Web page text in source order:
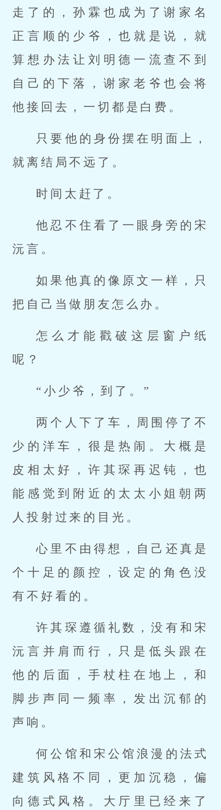
走了的，孙霖也成为了谢家名
正言顺的少爷，也就是说，就
算想办法让刘明德一流查不到
自己的下落，谢家老爷也会将
他接回去，一切都是白费。
只要他的身份摆在明面上，
就离结局不远了。
时间太赶了。
他忍不住看了一眼身旁的宋
沅言。
如果他真的像原文一样，只
把自己当做朋友怎么办。
怎么才能戳破这层窗户纸
呢？
“小少爷，到了。”
两个人下了车，周围停了不
少的洋车，很是热闹。大概是
皮相太好，许其琛再迟钝，也
能感觉到附近的太太小姐朝两
人投射过来的目光。
心里不由得想，自己还真是
个十足的颜控，设定的角色没
有不好看的。
许其琛遵循礼数，没有和宋
沅言并肩而行，只是低头跟在
他的后面，手杖柱在地上，和
脚步声同一频率，发出沉郁的
声响。
何公馆和宋公馆浪漫的法式
建筑风格不同，更加沉稳，偏
向德式风格。大厅里已经来了